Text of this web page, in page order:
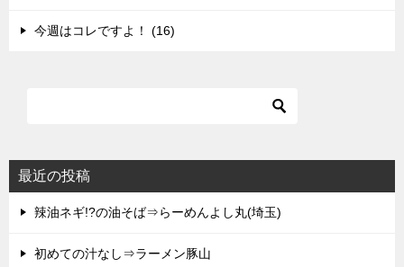
今週はコレですよ！ (16)
最近の投稿
辣油ネギ!?の油そば⇒らーめんよし丸(埼玉)
初めての汁なし⇒ラーメン豚山